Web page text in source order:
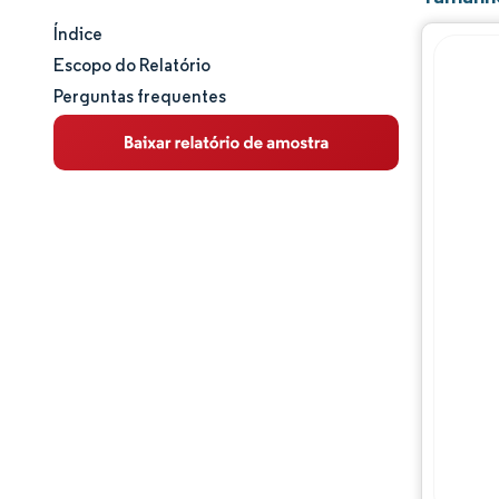
Tamanho e participação de mercado
Análise de mercado
Tendências e insights
Índice
Escopo do Relatório
Perguntas frequentes